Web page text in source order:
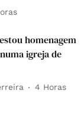
homenagem
igreja de
4 Horas